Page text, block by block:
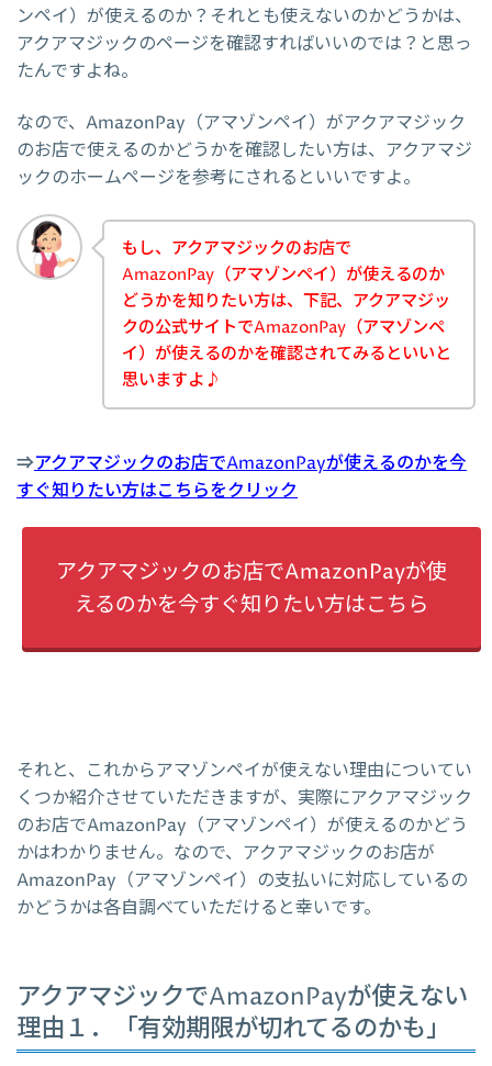
ンペイ）が使えるのか？それとも使えないのかどうかは、
アクアマジックのページを確認すればいいのでは？と思っ
たんですよね。
なので、AmazonPay（アマゾンペイ）がアクアマジック
のお店で使えるのかどうかを確認したい方は、アクアマジ
ックのホームページを参考にされるといいですよ。
もし、アクアマジックのお店で
AmazonPay（アマゾンペイ）が使えるのか
どうかを知りたい方は、下記、アクアマジッ
クの公式サイトでAmazonPay（アマゾンペ
イ）が使えるのかを確認されてみるといいと
思いますよ♪
⇒アクアマジックのお店でAmazonPayが使えるのかを今
すぐ知りたい方はこちらをクリック
アクアマジックのお店でAmazonPayが使
えるのかを今すぐ知りたい方はこちら
それと、これからアマゾンペイが使えない理由についてい
くつか紹介させていただきますが、実際にアクアマジック
のお店でAmazonPay（アマゾンペイ）が使えるのかどう
かはわかりません。なので、アクアマジックのお店が
AmazonPay（アマゾンペイ）の支払いに対応しているの
かどうかは各自調べていただけると幸いです。
アクアマジックでAmazonPayが使えない
理由１．「有効期限が切れてるのかも」